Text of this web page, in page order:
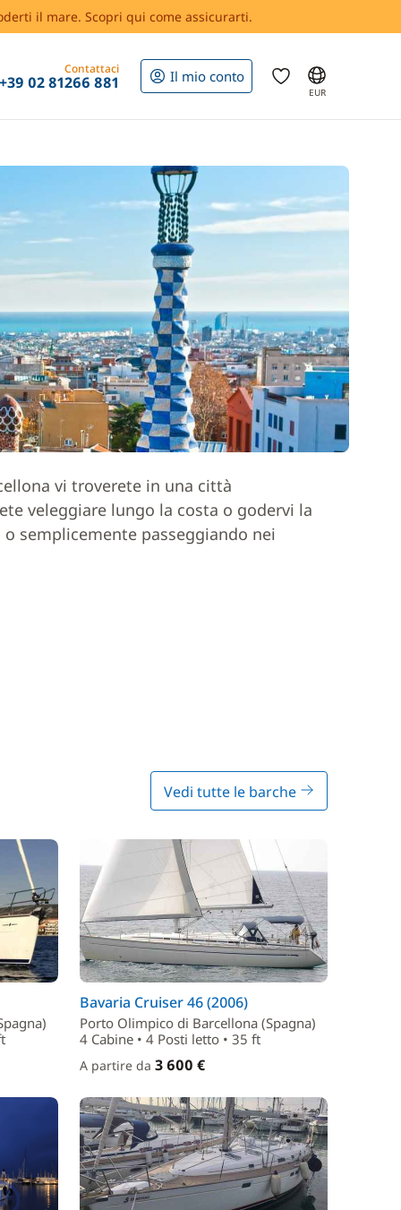
il mare. Scopri qui come assicurarti.
Contattaci
+39 02 81266 881 Il mio conto
EUR
vi troverete in una città
veleggiare lungo la costa o godervi la
semplicemente passeggiando nei
Vedi tutte le barche
Bavaria Cruiser 46 (2006)
Porto Olimpico di Barcellona (Spagna)
4 Cabine • 4 Posti letto • 35 ft
A partire da 3 600 €